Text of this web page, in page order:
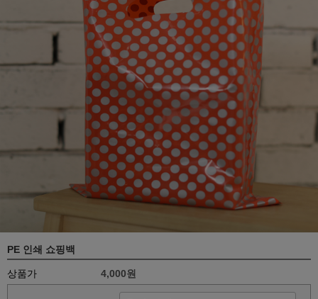
PE 인쇄 쇼핑백
상품가 4,000원